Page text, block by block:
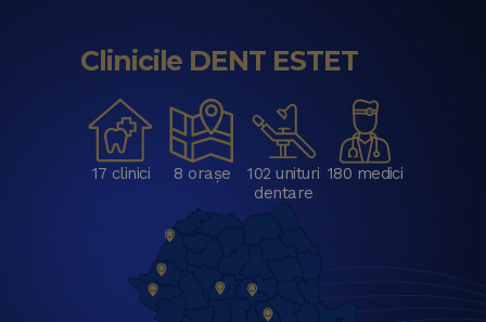
Clinicile DENT ESTET
17 clinici 8 orașe
102 unituri
dentare
180 medici